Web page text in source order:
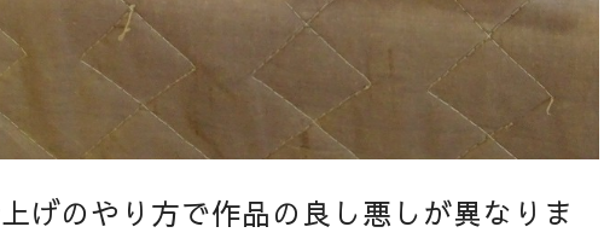
げのやり方で作品の良し悪しが異なりま